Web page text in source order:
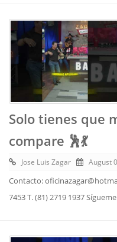
Solo tienes que
compare 🕺💃
Jose Luis Zagar August
Contacto:
7453 T. (81) 2719 1937